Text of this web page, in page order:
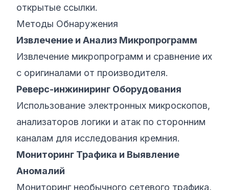
открытые ссылки.
Методы Обнаружения
Извлечение и Анализ Микропрограмм
Извлечение микропрограмм и сравнение их
с оригиналами от производителя.
Реверс-инжиниринг Оборудования
Использование электронных микроскопов,
анализаторов логики и атак по сторонним
каналам для исследования кремния.
Мониторинг Трафика и Выявление
Аномалий
Мониторинг необычного сетевого трафика,